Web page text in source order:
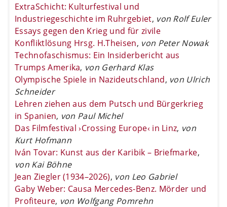
ExtraSchicht: Kulturfestival und
Industriegeschichte im Ruhrgebiet, von Rolf Euler
Essays gegen den Krieg und für zivile
Konfliktlösung Hrsg. H.Theisen, von Peter Nowak
Technofaschismus: Ein Insiderbericht aus
Trumps Amerika, von Gerhard Klas
Olympische Spiele in Nazideutschland, von Ulrich
Schneider
Lehren ziehen aus dem Putsch und Bürgerkrieg
in Spanien, von Paul Michel
Das Filmfestival ›Crossing Europe‹ in Linz, von
Kurt Hofmann
Iván Tovar: Kunst aus der Karibik – Briefmarke,
von Kai Böhne
Jean Ziegler (1934–2026), von Leo Gabriel
Gaby Weber: Causa Mercedes-Benz. Mörder und
Profiteure, von Wolfgang Pomrehn